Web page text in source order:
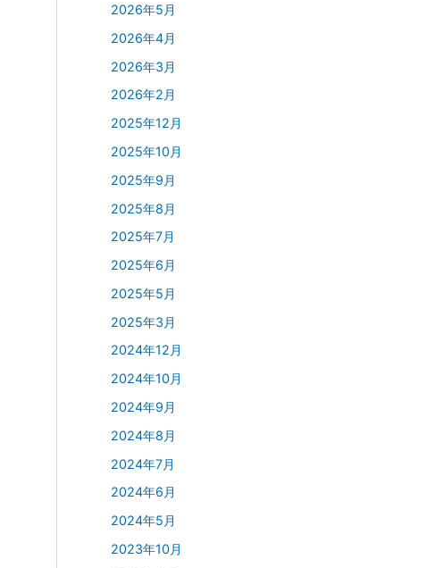
2026年5月
2026年4月
2026年3月
2026年2月
2025年12月
2025年10月
2025年9月
2025年8月
2025年7月
2025年6月
2025年5月
2025年3月
2024年12月
2024年10月
2024年9月
2024年8月
2024年7月
2024年6月
2024年5月
2023年10月